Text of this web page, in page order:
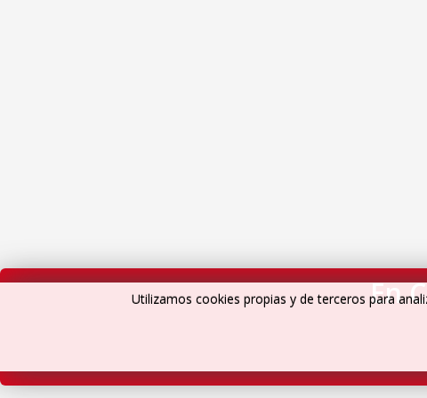
En
Utilizamos cookies propias y de terceros para